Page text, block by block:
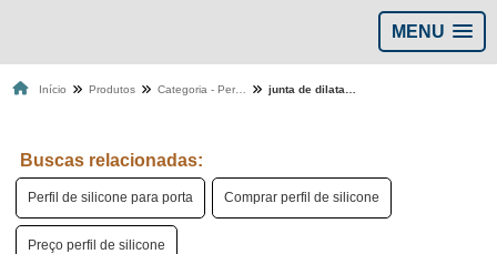
MENU
Início Produtos
Buscas relacionadas:
Perfil de silicone para porta Comprar perfil de silicone
Preço perfil de silicone